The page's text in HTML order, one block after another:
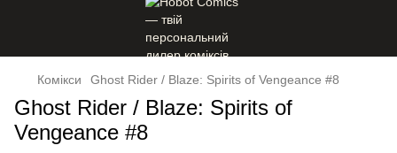
Комікси Ghost Rider / Blaze: Spirits of Vengeance #8
Ghost Rider / Blaze: Spirits of
Vengeance #8